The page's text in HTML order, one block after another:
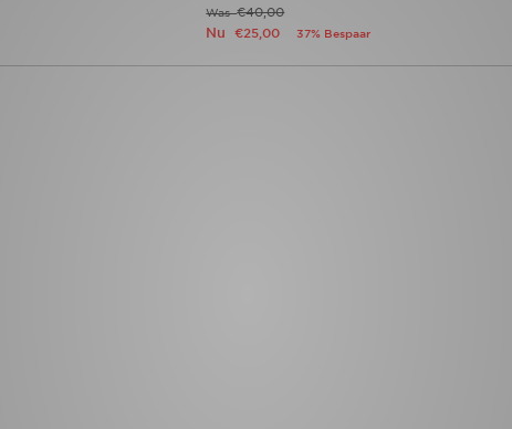
Was€40,00
Nu€25,00 37% Bespaar